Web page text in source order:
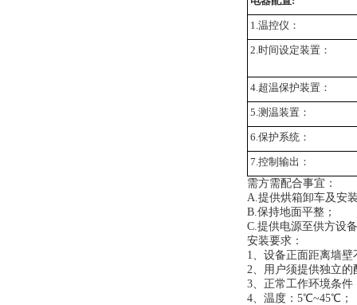
1.温控仪：
2.时间设定装置：
4.超温保护装置：
5.测温装置：
6.保护系统：
7.控制输出：
需方需配合事宜：
A.提供烘箱卸车及安
B.保持地面平整；
C.提供电源至供方设
安装要求：
1、设备正面距离墙壁
2、用户须提供独立
3、正常工作环境条件
4、温度：5℃~45℃；